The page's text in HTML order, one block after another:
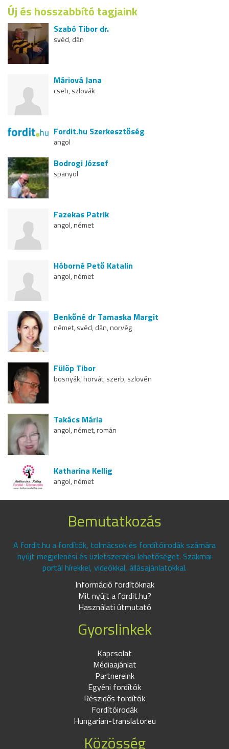
Új és hosszabbító tagjaink
Szabó Tibor dr.
svéd, dán
Máriová Jana
cseh, szlovák
Fordit.hu Szerkesztőség
angol
Bodrogi József
spanyol
Fazekas Patrik
angol, német
Hóborné Pető Katalin
angol, német
Benkőné dr Tamaska Margit
német, svéd, dán, norvég
Fülöp Tibor
bosnyák, horvát, szerb, szlovén
Takács Mária
angol, német, román
Katharina Kellig
angol, német
Bemutatkozás
A fordit.hu a fordítók, tolmácsok és fordítóirodák számára
nyújt megjelenési és üzletszerzési lehetőséget. Szakmai
portál hírekkel, videókkal, állásajánlatokkal.
Információ fordítóknak
Mit nyújt a fordit.hu?
Használati útmutató
Gyorslinkek
Kapcsolat
Médiaajánlat
Partnereink
Egyéni fordítók
Részidős fordítók
Fordítóirodák
Hungarian-translator.eu
Közösség